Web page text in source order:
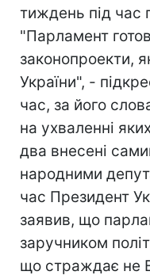
тиждень під час
"Парламент
законопроекти,
України", -
час, за його
на ухваленні
два внесені
народними
час Президент
заявив, що
заручником
що страждає не